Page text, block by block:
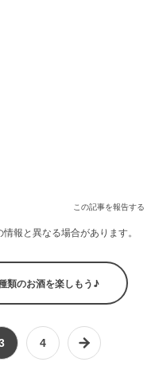
この記事を報告する
報と異なる場合があります。
類のお酒を楽しもう♪
4